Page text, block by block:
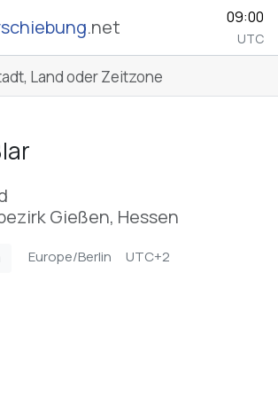
.net 09:00
UTC
Gießen, Hessen
Europe/Berlin UTC+2